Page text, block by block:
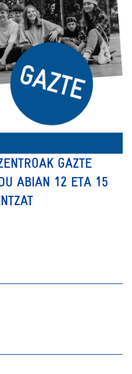
GAZTE
ABIAN 12 ETA 15